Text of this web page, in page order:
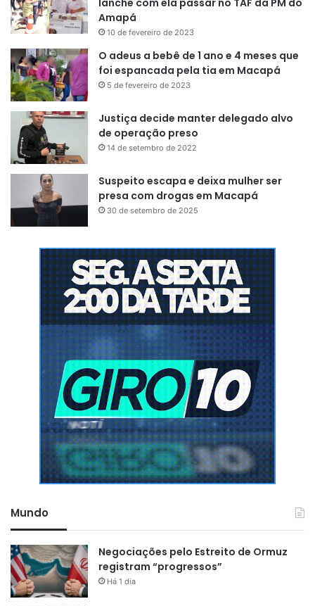
Amapá
10 de fevereiro de 2023
O adeus a bebê de 1 ano e 4 meses que
foi espancada pela tia em Macapá
5 de fevereiro de 2023
Justiça decide manter delegado alvo
de operação preso
14 de setembro de 2022
Suspeito escapa e deixa mulher ser
presa com drogas em Macapá
30 de setembro de 2025
Mundo
Negociações pelo Estreito de Ormuz
registram “progressos”
Há 1 dia